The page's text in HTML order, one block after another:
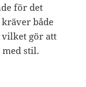
för det
både
gör att
stil.